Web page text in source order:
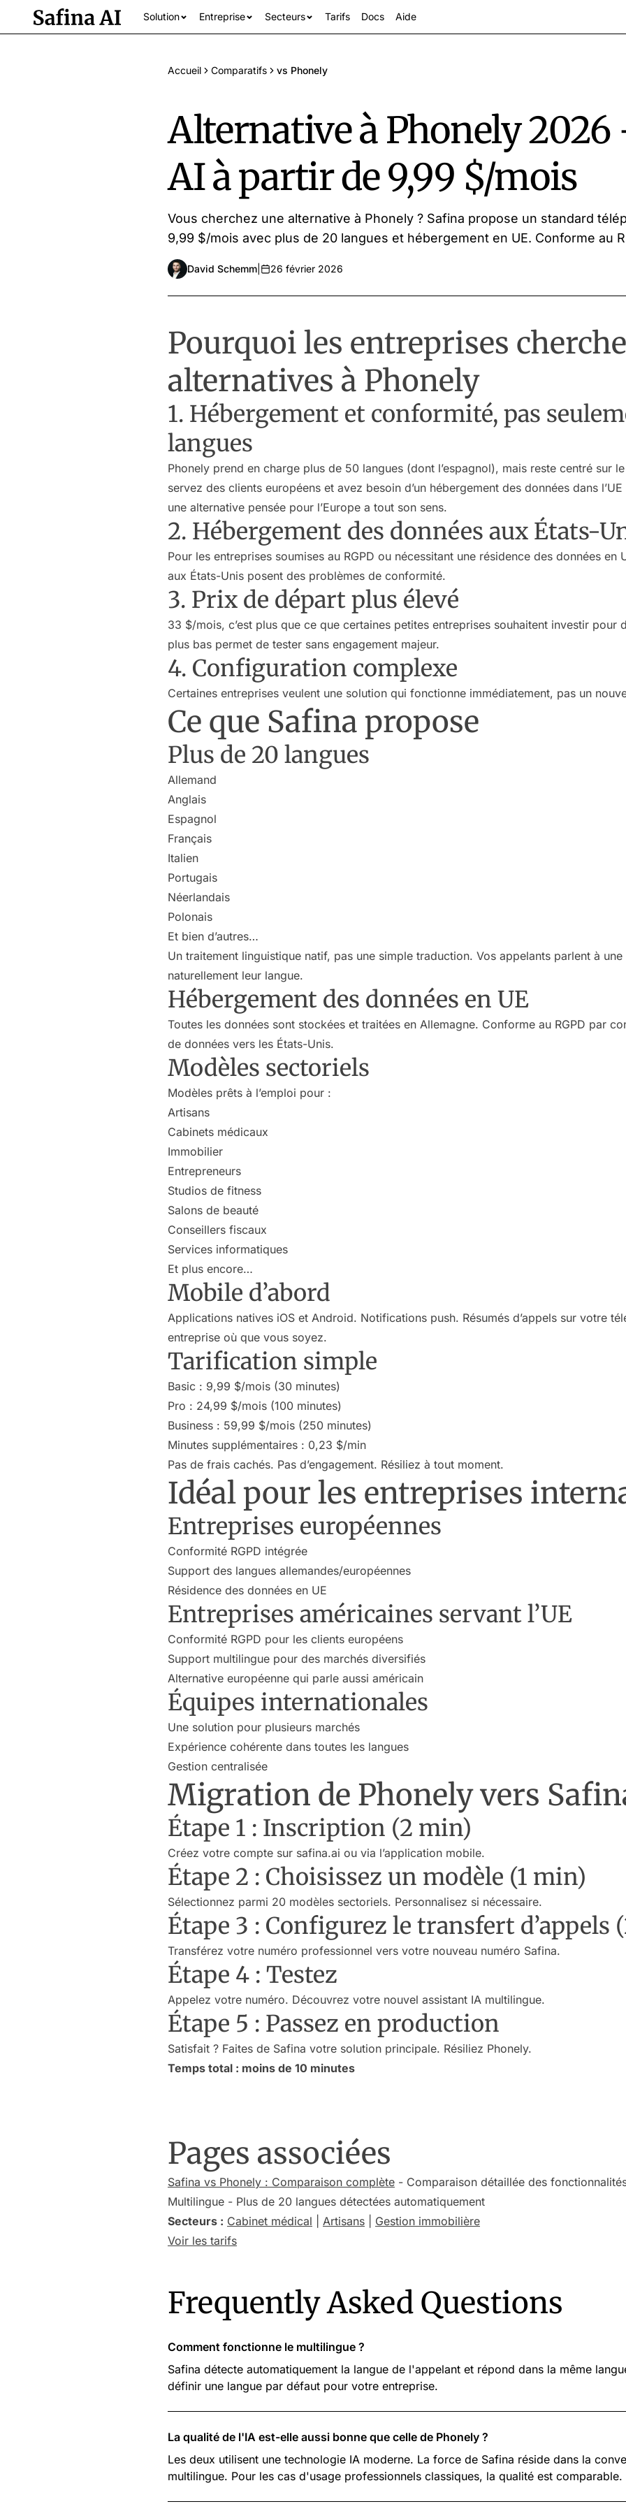
Solution Entreprise Secteurs Tarifs Docs Aide
Accueil Comparatifs vs Phonely
Alternative à Phonely
AI à partir de 9,99 $/mois
Vous cherchez une alternative à Phonely ? Safina propose un standard
9,99 $/mois avec plus de 20 langues et hébergement en UE. Conforme au
David Schemm 26 février 2026
Pourquoi les entreprises
alternatives à Phonely
1. Hébergement et conformité, pas
langues
Phonely prend en charge plus de 50 langues (dont l’espagnol), mais reste centré sur
servez des clients européens et avez besoin d’un hébergement des données dans
une alternative pensée pour l’Europe a tout son sens.
2. Hébergement des données aux États-
Pour les entreprises soumises au RGPD ou nécessitant une résidence des données en
aux États-Unis posent des problèmes de conformité.
3. Prix de départ plus élevé
33 $/mois, c’est plus que ce que certaines petites entreprises souhaitent investir pour
plus bas permet de tester sans engagement majeur.
4. Configuration complexe
Certaines entreprises veulent une solution qui fonctionne immédiatement, pas un
Ce que Safina propose
Plus de 20 langues
Allemand
Anglais
Espagnol
Français
Italien
Portugais
Néerlandais
Polonais
Et bien d’autres…
Un traitement linguistique natif, pas une simple traduction. Vos appelants parlent à
naturellement leur langue.
Hébergement des données en UE
Toutes les données sont stockées et traitées en Allemagne. Conforme au RGPD par
de données vers les États-Unis.
Modèles sectoriels
Modèles prêts à l’emploi pour :
Artisans
Cabinets médicaux
Immobilier
Entrepreneurs
Studios de fitness
Salons de beauté
Conseillers fiscaux
Services informatiques
Et plus encore…
Mobile d’abord
Applications natives iOS et Android. Notifications push. Résumés d’appels sur votre
entreprise où que vous soyez.
Tarification simple
Basic : 9,99 $/mois (30 minutes)
Pro : 24,99 $/mois (100 minutes)
Business : 59,99 $/mois (250 minutes)
Minutes supplémentaires : 0,23 $/min
Pas de frais cachés. Pas d’engagement. Résiliez à tout moment.
Idéal pour les entreprises
Entreprises européennes
Conformité RGPD intégrée
Support des langues allemandes/européennes
Résidence des données en UE
Entreprises américaines servant l’UE
Conformité RGPD pour les clients européens
Support multilingue pour des marchés diversifiés
Alternative européenne qui parle aussi américain
Équipes internationales
Une solution pour plusieurs marchés
Expérience cohérente dans toutes les langues
Gestion centralisée
Migration de Phonely vers
Étape 1 : Inscription (2 min)
Créez votre compte sur safina.ai ou via l’application mobile.
Étape 2 : Choisissez un modèle (1 min)
Sélectionnez parmi 20 modèles sectoriels. Personnalisez si nécessaire.
Étape 3 : Configurez le transfert d’appels
Transférez votre numéro professionnel vers votre nouveau numéro Safina.
Étape 4 : Testez
Appelez votre numéro. Découvrez votre nouvel assistant IA multilingue.
Étape 5 : Passez en production
Satisfait ? Faites de Safina votre solution principale. Résiliez Phonely.
Temps total : moins de 10 minutes
Pages associées
Safina vs Phonely : Comparaison complète - Comparaison détaillée des
Multilingue - Plus de 20 langues détectées automatiquement
Secteurs : Cabinet médical Artisans
Gestion immobilière
Voir les tarifs
Frequently Asked Questions
Comment fonctionne le multilingue ?
Safina détecte automatiquement la langue de l'appelant et répond dans la même
définir une langue par défaut pour votre entreprise.
La qualité de l'IA est-elle aussi bonne que celle de Phonely ?
Les deux utilisent une technologie IA moderne. La force de Safina réside dans la
multilingue. Pour les cas d'usage professionnels classiques, la qualité est comparable.